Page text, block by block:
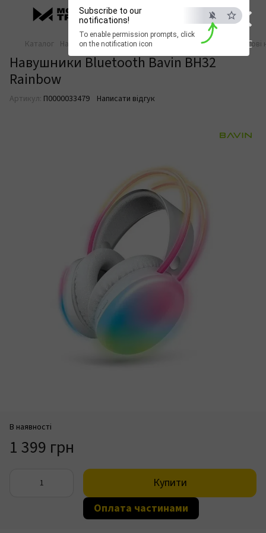
×
ESC
Subscribe to our
notifications!
To enable permission prompts, click
on the notification icon
Каталог Навушники та аудіо Накладні навушники Бездротові
Навушники Bluetooth Bavin BH32
Rainbow
Артикул: П0000033479 Написати відгук
В наявності
1 399 грн
Купити
Оплата частинами